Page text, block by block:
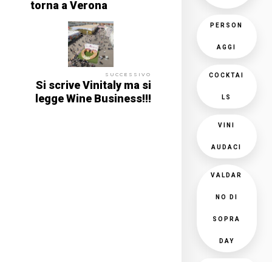
torna a Verona
SUCCESSIVO
Si scrive Vinitaly ma si
legge Wine Business!!!
PERSON
AGGI
COCKTAI
LS
VINI
AUDACI
VALDAR
NO DI
SOPRA
DAY